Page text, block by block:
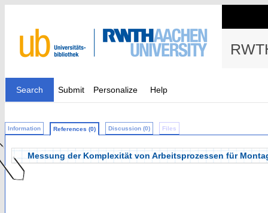
Search Submit Personalize Help
Information References (0) Discussion (0) Files
Messung der Komplexität von Arbeitsprozessen für